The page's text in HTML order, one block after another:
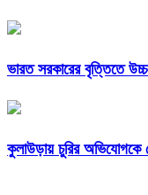
ভারত সরকারের বৃত্তিতে
কুলাউড়ায় চুরির অভিযোগকে